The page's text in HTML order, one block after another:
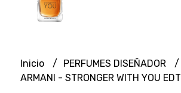
Inicio PERFUMES DISEÑADOR
ARMANI - STRONGER WITH YOU EDT